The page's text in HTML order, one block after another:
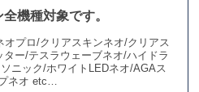
機種対象です。
プロ/クリアスキンネオ/クリアス
ー/テスラウェーブネオ/ハイドラ
ニック/ホワイトLEDネオ/AGAス
ネオ etc…